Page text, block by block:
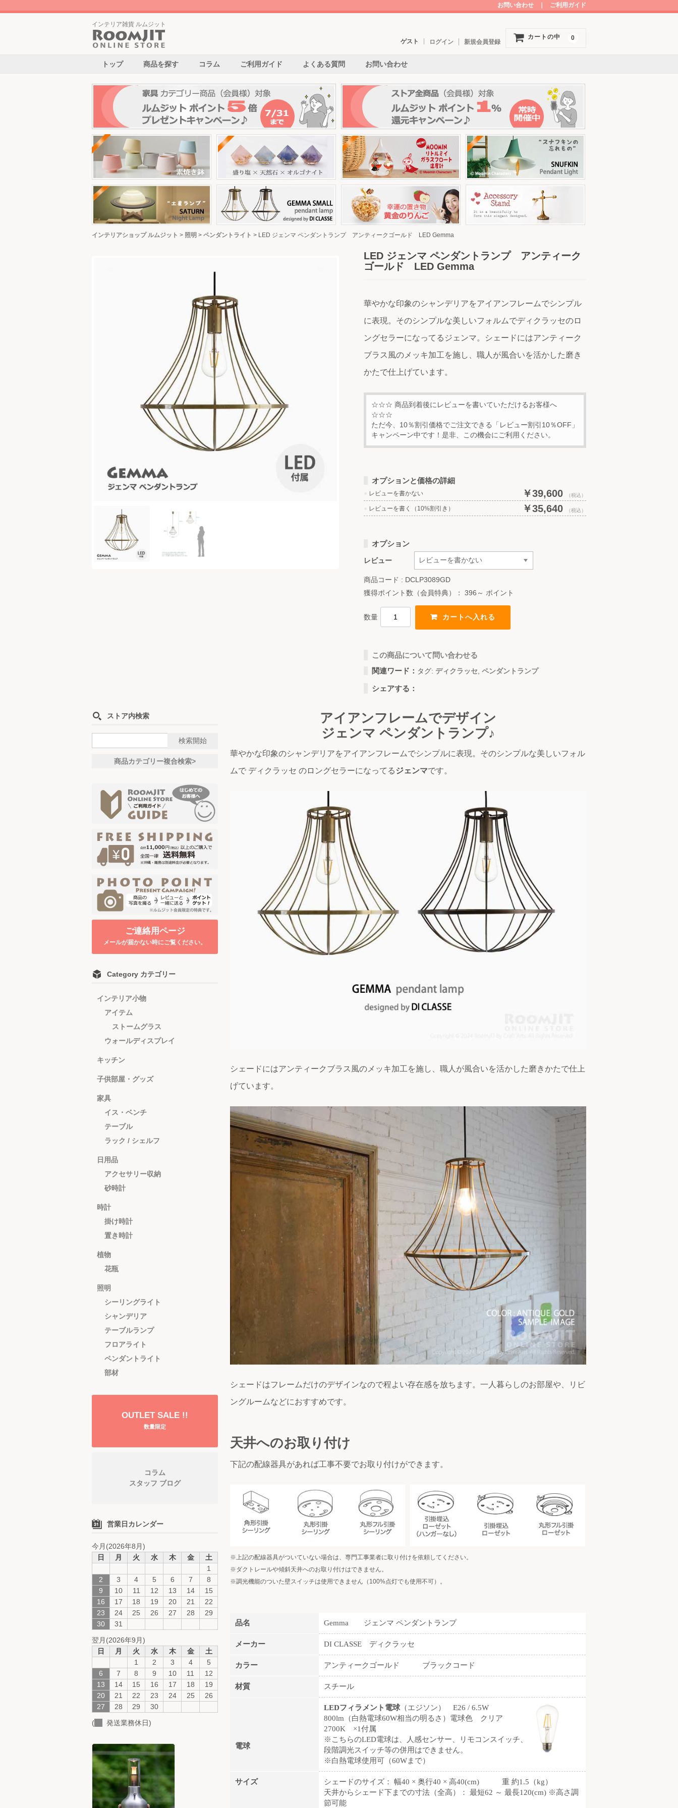
お問い合わせ ご利用ガイド
インテリア雑貨 ルムジット
カートの中 0
ゲスト ログイン 新規会員登録
トップ 商品を探す コラム ご利用ガイド よくある質問 お問い合わせ
インテリアショップ ルムジット > 照明 > ペンダントライト > LED ジェンマ ペンダントランプ アンティークゴールド LED Gemma
LED ジェンマ ペンダントランプ アンティーク
ゴールド LED Gemma
華やかな印象のシャンデリアをアイアンフレームでシンプル
に表現。そのシンプルな美しいフォルムでディクラッセのロ
ングセラーになってるジェンマ。シェードにはアンティーク
ブラス風のメッキ加工を施し、職人が風合いを活かした磨き
かたで仕上げています。
☆☆☆ 商品到着後にレビューを書いていただけるお客様へ
☆☆☆
ただ今、10％割引価格でご注文できる「レビュー割引10％OFF」
キャンペーン中です！是非、この機会にご利用ください。
オプションと価格の詳細
レビューを書かない ￥39,600 （税込）
レビューを書く（10%割引き） ￥35,640 （税込）
オプション
レビュー
商品コード : DCLP3089GD
獲得ポイント数（会員特典）：
396～ ポイント
数量
この商品について問い合わせる
関連ワード： タグ: ディクラッセ ペンダントランプ
シェアする：
アイアンフレームでデザイン
ジェンマ ペンダントランプ♪
華やかな印象のシャンデリアをアイアンフレームでシンプルに表現。そのシンプルな美しいフォル
ムで ディクラッセ のロングセラーになってるジェンマです。
シェードにはアンティークブラス風のメッキ加工を施し、職人が風合いを活かした磨きかたで仕上
げています。
シェードはフレームだけのデザインなので程よい存在感を放ちます。一人暮らしのお部屋や、リビ
ングルームなどにおすすめです。
天井へのお取り付け
下記の配線器具があれば工事不要でお取り付けができます。
※上記の配線器具がついていない場合は、専門工事業者に取り付けを依頼してください。
※ダクトレールや傾斜天井へのお取り付けはできません。
※調光機能のついた壁スイッチは使用できません（100%点灯でも使用不可）。
品名 Gemma ジェンマ ペンダントランプ
メーカー DI CLASSE ディクラッセ
カラー アンティークゴールド ブラックコード
材質 スチール
電球
LEDフィラメント電球 （エジソン） E26 / 6.5W
800lm（白熱電球60W相当の明るさ）電球色 クリア
2700K ×1付属
※こちらのLED電球は、人感センサー、リモコンスイッチ、
段階調光スイッチ等の併用はできません。
※白熱電球使用可（60Wまで）
サイズ
シェードのサイズ： 幅40 × 奥行40 × 高40(cm) 重 約1.5（kg）
天井からシェード下までの寸法（全高）： 最短62 ～ 最長120(cm) ※高さ調
節可能
ストア内検索
商品カテゴリー複合検索>
ご連絡用ページ
メールが届かない時にご覧ください。
Category カテゴリー
インテリア小物
アイテム
ストームグラス
ウォールディスプレイ
キッチン
子供部屋・グッズ
家具
イス・ベンチ
テーブル
ラック / シェルフ
日用品
アクセサリー収納
砂時計
時計
掛け時計
置き時計
植物
花瓶
照明
シーリングライト
シャンデリア
テーブルランプ
フロアライト
ペンダントライト
部材
OUTLET SALE !!
数量限定
コラム
スタッフ ブログ
営業日カレンダー
今月(2026年8月)
日
月 火 水 木 金
土
1
2
3 4 5 6 7
8
9
10 11 12 13 14
15
16
17 18 19 20 21
22
23
24 25 26 27 28
29
30
31
翌月(2026年9月)
日
月 火 水 木 金
土
1
2 3 4
5
6
7 8 9 10 11
12
13
14 15 16 17 18
19
20
21 22 23 24 25
26
27
28 29
30
(
発送業務休日)